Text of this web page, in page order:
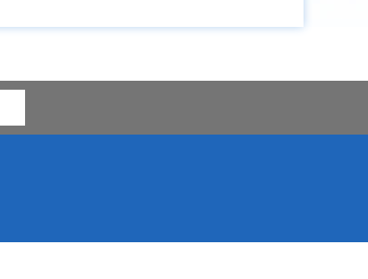
心、居民所在
心、居民所在
政府门户网站